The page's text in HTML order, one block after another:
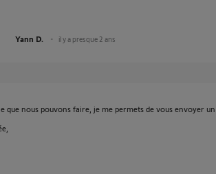
Yann D. il y a presque 2 ans
que nous pouvons faire, je me permets de vous envoyer un